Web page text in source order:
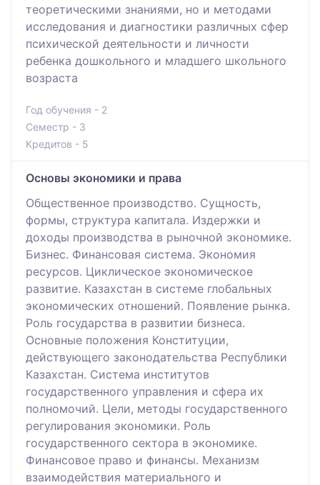
теоретическими знаниями, но и методами
исследования и диагностики различных сфер
психической деятельности и личности
ребенка дошкольного и младшего школьного
возраста
Год обучения - 2
Семестр - 3
Кредитов - 5
Основы экономики и права
Общественное производство. Сущность,
формы, структура капитала. Издержки и
доходы производства в рыночной экономике.
Бизнес. Финансовая система. Экономия
ресурсов. Циклическое экономическое
развитие. Казахстан в системе глобальных
экономических отношений. Появление рынка.
Роль государства в развитии бизнеса.
Основные положения Конституции,
действующего законодательства Республики
Казахстан. Система институтов
государственного управления и сфера их
полномочий. Цели, методы государственного
регулирования экономики. Роль
государственного сектора в экономике.
Финансовое право и финансы. Механизм
взаимодействия материального и